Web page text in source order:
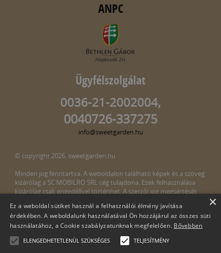
ANPC
Ügyfélszolgálat
0036-21-2002004,
0040726-337275
info@sweetgarden.hu
© copyright 2026. sweetgarden.hu
Minden jog fenntartva. A weboldalon található képek és a szöveg
kizárólag a SC MOBILRO SRL cég tulajdona. Ezek felhasználása
kizárólag csak engedéllyel történhet. A szerzői jog megsértését
megsértését észlelné, kérjük, jelezze ezt felénk a következő e-mail
címen:info@sweetgarden.hu
×
Ez a weboldal sütiket használ a felhasználói élmény javítása
érdekében. A weboldalunk használatával Ön hozzájárul az összes süti
használatához, a Cookie szabályzatunknak megfelelően. Bővebben
ELENGEDHETETLENÜL SZÜKSÉGES TELJESÍTMÉNY